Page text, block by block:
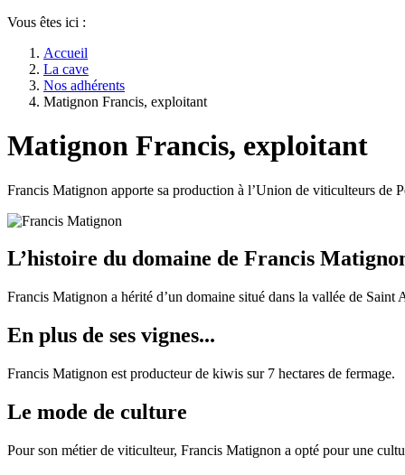
Vous êtes ici :
Accueil
La cave
Nos adhérents
Matignon Francis, exploitant
Matignon Francis, exploitant
Francis Matignon apporte sa production à l’Union de viticulteurs de
L’histoire du domaine de Francis
Francis Matignon a hérité d’un domaine situé dans la vallée de
En plus de ses vignes...
Francis Matignon est producteur de kiwis sur 7 hectares de fermage.
Le mode de culture
Pour son métier de viticulteur, Francis Matignon a opté pour une